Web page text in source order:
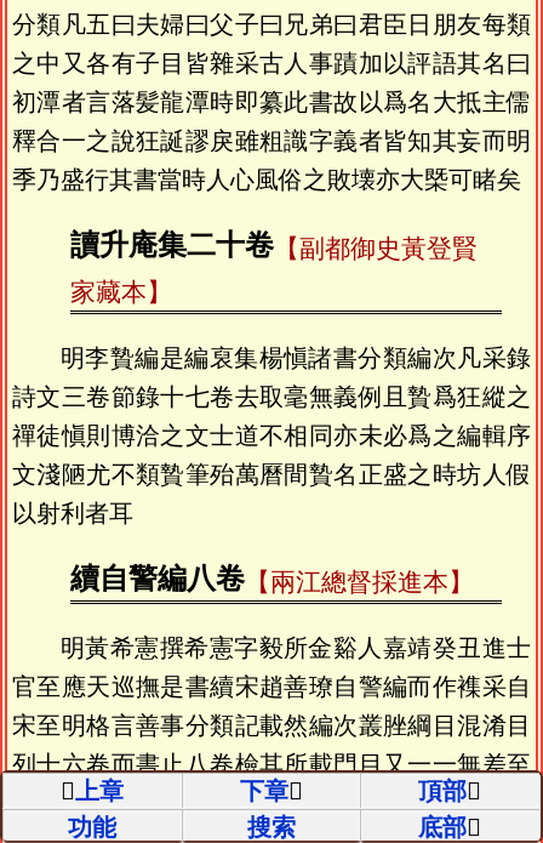
分類凡五曰夫婦曰父子曰兄弟曰君臣日朋友每類
之中又各有子目皆雜采古人事蹟加以評語其名曰
初潭者言落髪龍潭時即纂此書故以爲名大抵主儒
釋合一之說狂誕謬戾雖粗識字義者皆知其妄而明
季乃盛行其書當時人心風俗之敗壊亦大槩可睹矣
讀升庵集二十卷【副都御史黃登賢
家藏本】
明李贄編是編裒集楊愼諸書分類編次凡采錄
詩文三卷節錄十七卷去取毫無義例且贄爲狂縱之
禪徒愼則博洽之文士道不相同亦未必爲之編輯序
文淺陋尤不類贄筆殆萬曆間贄名正盛之時坊人假
以射利者耳
續自警編八卷【兩江總督採進本】
明黃希憲撰希憲字毅所金谿人嘉靖癸丑進士
官至應天巡撫是書續宋趙善璙自警編而作襍采自
宋至明格言善事分類記載然編次叢脞綱目混淆目
列十六卷而書止八卷檢其所載門目又一一無差至
以修身修已分爲二門又以考正祀典考復古禮入之
上章 下章
頂部
功能
搜索 底部